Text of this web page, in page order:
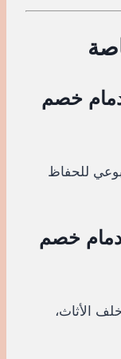
خصم
للحفاظ
خصم
الأثاث،